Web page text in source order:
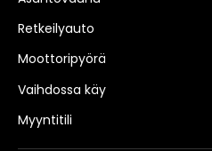
Retkeilyauto
Moottoripyörä
Vaihdossa käy
Myyntitili